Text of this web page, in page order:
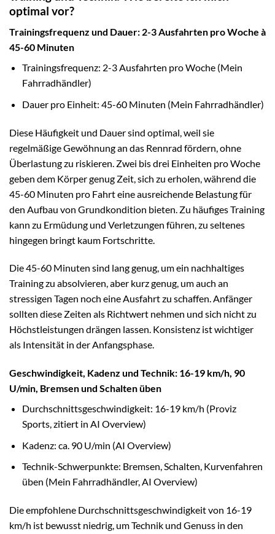
optimal vor?
Trainingsfrequenz und Dauer: 2-3 Ausfahrten pro Woche à
45-60 Minuten
Trainingsfrequenz: 2-3 Ausfahrten pro Woche (Mein
Fahrradhändler)
Dauer pro Einheit: 45-60 Minuten (Mein Fahrradhändler)
Diese Häufigkeit und Dauer sind optimal, weil sie
regelmäßige Gewöhnung an das Rennrad fördern, ohne
Überlastung zu riskieren. Zwei bis drei Einheiten pro Woche
geben dem Körper genug Zeit, sich zu erholen, während die
45-60 Minuten pro Fahrt eine ausreichende Belastung für
den Aufbau von Grundkondition bieten. Zu häufiges Training
kann zu Ermüdung und Verletzungen führen, zu seltenes
hingegen bringt kaum Fortschritte.
Die 45-60 Minuten sind lang genug, um ein nachhaltiges
Training zu absolvieren, aber kurz genug, um auch an
stressigen Tagen noch eine Ausfahrt zu schaffen. Anfänger
sollten diese Zeiten als Richtwert nehmen und sich nicht zu
Höchstleistungen drängen lassen. Konsistenz ist wichtiger
als Intensität in der Anfangsphase.
Geschwindigkeit, Kadenz und Technik: 16-19 km/h, 90
U/min, Bremsen und Schalten üben
Durchschnittsgeschwindigkeit: 16-19 km/h (Proviz
Sports, zitiert in AI Overview)
Kadenz: ca. 90 U/min (AI Overview)
Technik-Schwerpunkte: Bremsen, Schalten, Kurvenfahren
üben (Mein Fahrradhändler, AI Overview)
Die empfohlene Durchschnittsgeschwindigkeit von 16-19
km/h ist bewusst niedrig, um Technik und Genuss in den